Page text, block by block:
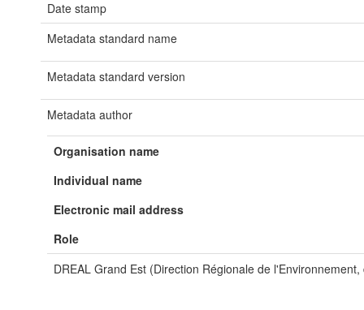
Date stamp
Metadata standard name
Metadata standard version
Metadata author
Organisation name
Individual name
Electronic mail address
Role
DREAL Grand Est (Direction Régionale de